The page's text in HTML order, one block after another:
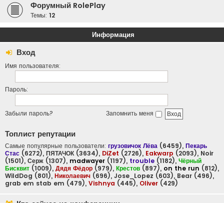
Форумный RolePlay
Темы: 12
Информация
Вход
Имя пользователя:
Пароль:
Забыли пароль? Запомнить меня
Топлист репутации
Самые популярные пользователи: грузовичок Лёва (6459), Пекарь
Стас (6272), ПЯТАЧОК (3634), DiZet (2726), Eakwarp (2093), Noir
(1501), Серж (1307), madwayer (1197), trouble (1182), Чёрный
Бисквит (1009), Дядя Фёдор (979), Крестов (897), on the run (812),
WildDog (801), Николаевич (696), Jose_Lopez (603), Bear (496),
grab em stab em (479), Vishnya (445), Oliver (429)